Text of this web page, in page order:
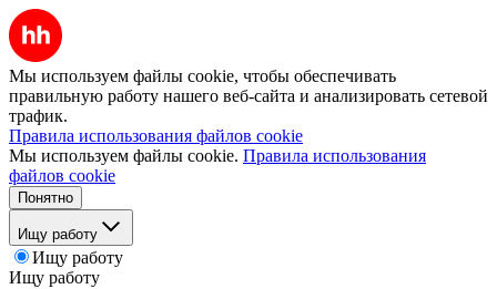
Мы используем файлы cookie, чтобы обеспечивать
правильную работу нашего веб-сайта и анализировать сетевой
трафик.
Правила использования файлов cookie
Мы используем файлы cookie. Правила использования
файлов cookie
Понятно
Ищу работу
Ищу работу
Ищу работу